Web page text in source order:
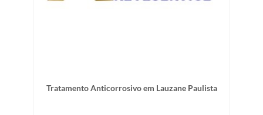
Tratamento Anticorrosivo em Lauzane Paulista